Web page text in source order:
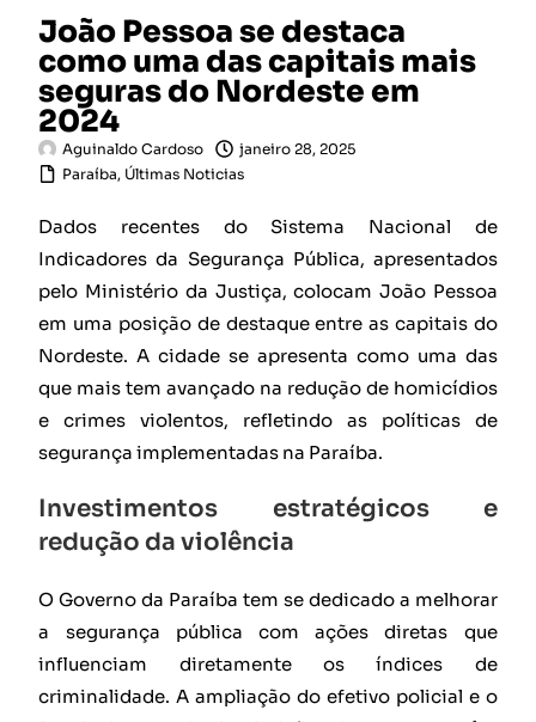
João Pessoa se destaca
como uma das capitais mais
seguras do Nordeste em
2024
Aguinaldo Cardoso
janeiro 28, 2025
Paraíba, Últimas Noticias
Dados recentes do Sistema Nacional de
Indicadores da Segurança Pública, apresentados
pelo Ministério da Justiça, colocam João Pessoa
em uma posição de destaque entre as capitais do
Nordeste. A cidade se apresenta como uma das
que mais tem avançado na redução de homicídios
e crimes violentos, refletindo as políticas de
segurança implementadas na Paraíba.
Investimentos estratégicos e
redução da violência
O Governo da Paraíba tem se dedicado a melhorar
a segurança pública com ações diretas que
influenciam diretamente os índices de
criminalidade. A ampliação do efetivo policial e o